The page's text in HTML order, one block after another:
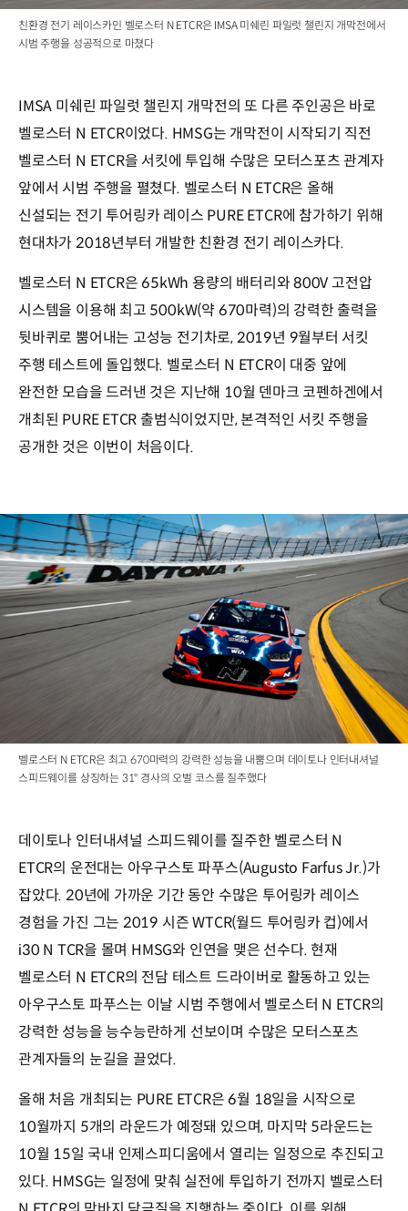
친환경 전기 레이스카인 벨로스터 N ETCR은 IMSA 미쉐린 파일럿 챌린지 개막전에서
시범 주행을 성공적으로 마쳤다
IMSA 미쉐린 파일럿 챌린지 개막전의 또 다른 주인공은 바로
벨로스터 N ETCR이었다. HMSG는 개막전이 시작되기 직전
벨로스터 N ETCR을 서킷에 투입해 수많은 모터스포츠 관계자
앞에서 시범 주행을 펼쳤다. 벨로스터 N ETCR은 올해
신설되는 전기 투어링카 레이스 PURE ETCR에 참가하기 위해
현대차가 2018년부터 개발한 친환경 전기 레이스카다.
벨로스터 N ETCR은 65kWh 용량의 배터리와 800V 고전압
시스템을 이용해 최고 500kW(약 670마력)의 강력한 출력을
뒷바퀴로 뿜어내는 고성능 전기차로, 2019년 9월부터 서킷
주행 테스트에 돌입했다. 벨로스터 N ETCR이 대중 앞에
완전한 모습을 드러낸 것은 지난해 10월 덴마크 코펜하겐에서
개최된 PURE ETCR 출범식이었지만, 본격적인 서킷 주행을
공개한 것은 이번이 처음이다.
벨로스터 N ETCR은 최고 670마력의 강력한 성능을 내뿜으며 데이토나 인터내셔널
스피드웨이를 상징하는 31° 경사의 오벌 코스를 질주했다
데이토나 인터내셔널 스피드웨이를 질주한 벨로스터 N
ETCR의 운전대는 아우구스토 파푸스(Augusto Farfus Jr.)가
잡았다. 20년에 가까운 기간 동안 수많은 투어링카 레이스
경험을 가진 그는 2019 시즌 WTCR(월드 투어링카 컵)에서
i30 N TCR을 몰며 HMSG와 인연을 맺은 선수다. 현재
벨로스터 N ETCR의 전담 테스트 드라이버로 활동하고 있는
아우구스토 파푸스는 이날 시범 주행에서 벨로스터 N ETCR의
강력한 성능을 능수능란하게 선보이며 수많은 모터스포츠
관계자들의 눈길을 끌었다.
올해 처음 개최되는 PURE ETCR은 6월 18일을 시작으로
10월까지 5개의 라운드가 예정돼 있으며, 마지막 5라운드는
10월 15일 국내 인제스피디움에서 열리는 일정으로 추진되고
있다. HMSG는 일정에 맞춰 실전에 투입하기 전까지 벨로스터